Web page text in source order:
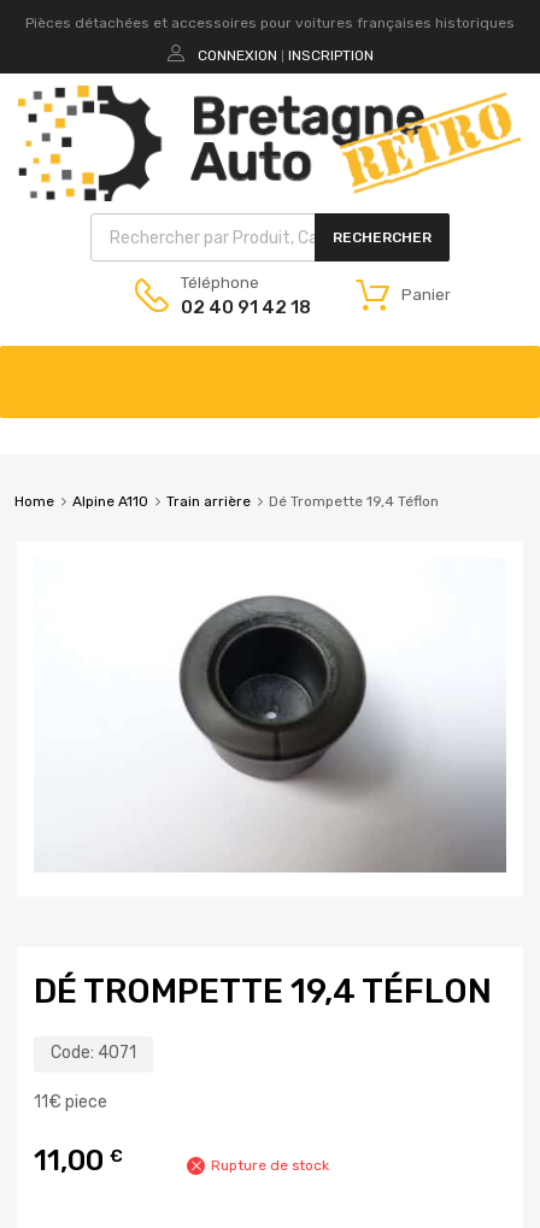
Pièces détachées et accessoires pour voitures françaises historiques
CONNEXION
INSCRIPTION
RECHERCHER
Téléphone
02 40 91 42 18
Panier
Home Alpine A110 Train arrière Dé Trompette 19,4 Téflon
DÉ TROMPETTE 19,4 TÉFLON
Code: 4071
11€ piece
11,00 € Rupture de stock